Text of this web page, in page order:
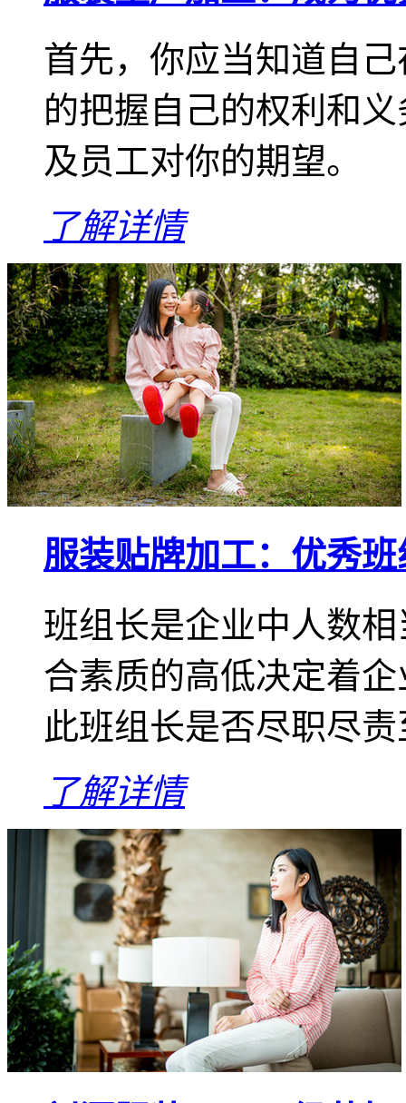
首先，你应当知道自
的把握自己的权利和
及员工对你的期望。
了解详情
服装贴牌加工：优秀
班组长是企业中人数
合素质的高低决定着
此班组长是否尽职尽
了解详情